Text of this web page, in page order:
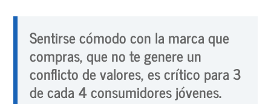
Sentirse cómodo con la marca que
compras, que no te genere un
conflicto de valores, es crítico para 3
de cada 4 consumidores jóvenes.